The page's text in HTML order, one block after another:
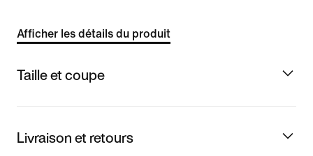
Afficher les détails du produit
Taille et coupe
Livraison et retours